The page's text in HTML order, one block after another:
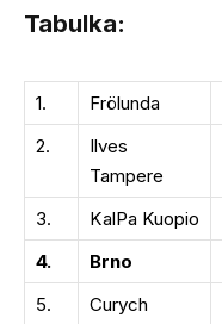
Tabulka:
1. Frölunda
2.
Ilves
Tampere
3. KalPa Kuopio
4.
Brno
5.
Curych